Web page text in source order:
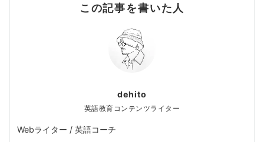
この記事を書いた人
dehito
英語教育コンテンツライター
Webライター / 英語コーチ